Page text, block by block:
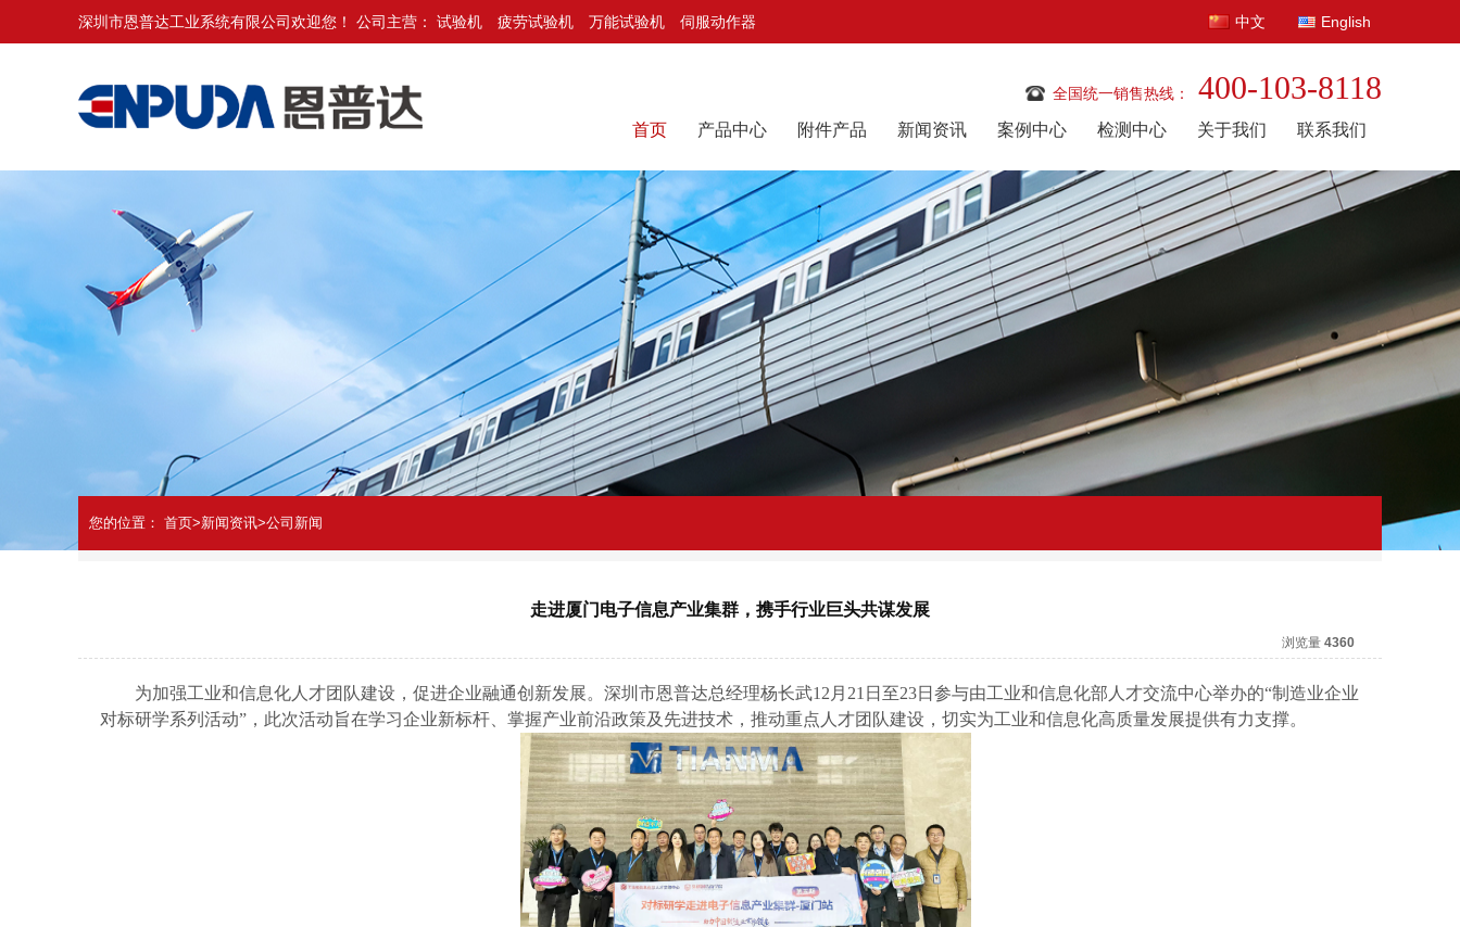
深圳市恩普达工业系统有限公司欢迎您！ 公司主营： 试验机 疲劳试验机 万能试验机 伺服动作器 中文 English
400-103-8118
全国统一销售热线：
首页 产品中心 附件产品 新闻资讯 案例中心 检测中心 关于我们 联系我们
您的位置： 首页>新闻资讯>公司新闻
走进厦门电子信息产业集群，携手行业巨头共谋发展
浏览量 4360
为加强工业和信息化人才团队建设 ， 促进企业融通创新发展。 深圳市恩普达总经理杨长武12月21日至23日 参与由工业和信息化部人才交流中心举办的“制造业企业
对标研学系列活动”， 此次活动旨在学习企业新标杆、掌握产业前沿政策及先进技术，推动重点人才团队建设，切实为工业和信息化高质量发展提供有力支撑。